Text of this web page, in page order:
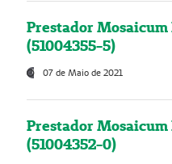
Prestador
(51004355-5)
07 de Maio de 2021
Prestador
(51004352-0)